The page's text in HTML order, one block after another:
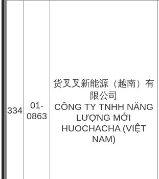
334
01-
0863
货叉叉新能源（越南）有
限公司
CÔNG TY TNHH NĂNG
LƯỢNG MỚI
HUOCHACHA (VIỆT
NAM)